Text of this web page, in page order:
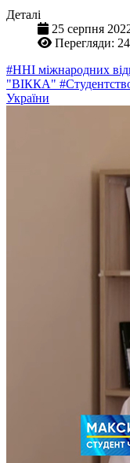
Деталі
25 серпня
Перегляди:
#ННІ міжнародних
"ВІККА"
України